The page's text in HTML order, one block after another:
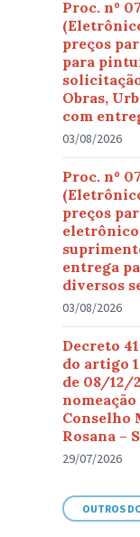
Proc. nº
preços
para
Obras,
com
03/08/2026
Proc. nº
preços
entrega
diversos
03/08/2026
Decreto
do artigo
de 08/12/
Conselho
Rosana –
29/07/2026
OUTROS